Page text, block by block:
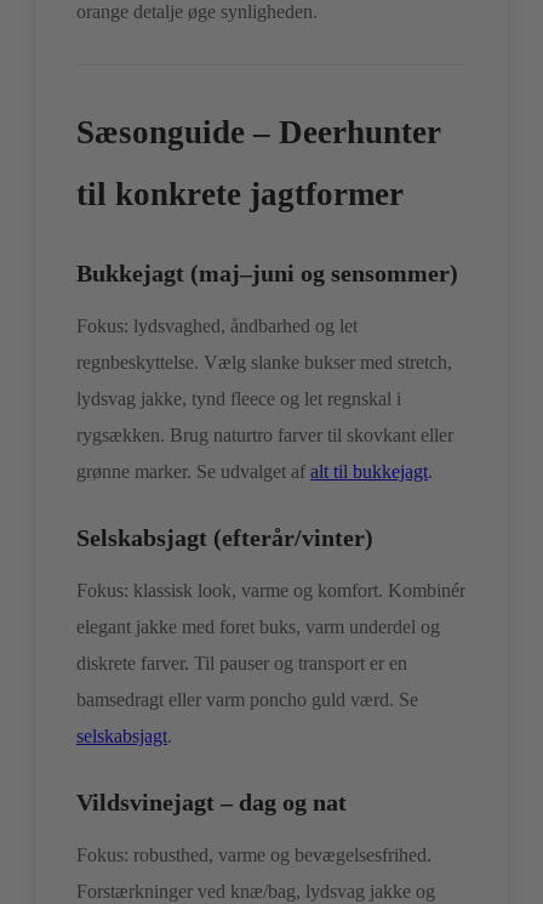
orange detalje øge synligheden.
Sæsonguide – Deerhunter
til konkrete jagtformer
Bukkejagt (maj–juni og sensommer)
Fokus: lydsvaghed, åndbarhed og let
regnbeskyttelse. Vælg slanke bukser med stretch,
lydsvag jakke, tynd fleece og let regnskal i
rygsækken. Brug naturtro farver til skovkant eller
grønne marker. Se udvalget af alt til bukkejagt.
Selskabsjagt (efterår/vinter)
Fokus: klassisk look, varme og komfort. Kombinér
elegant jakke med foret buks, varm underdel og
diskrete farver. Til pauser og transport er en
bamsedragt eller varm poncho guld værd. Se
selskabsjagt.
Vildsvinejagt – dag og nat
Fokus: robusthed, varme og bevægelsesfrihed.
Forstærkninger ved knæ/bag, lydsvag jakke og